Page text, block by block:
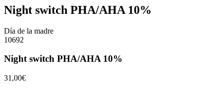
Night switch PHA/AHA 10%
Día de la madre
10692
Night switch PHA/AHA 10%
31,00€